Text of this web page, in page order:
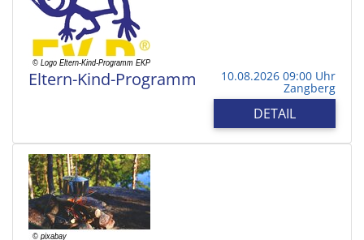
Eltern-Kind-Programm 10.08.2026 09:00 Uhr
Zangberg
DETAIL